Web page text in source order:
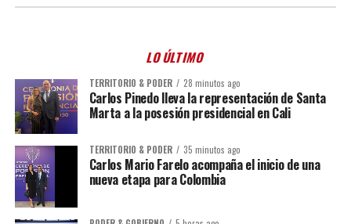
LO ÚLTIMO
TERRITORIO & PODER 28 minutos ago
Carlos Pinedo lleva la representación de Santa
Marta a la posesión presidencial en Cali
TERRITORIO & PODER 35 minutos ago
Carlos Mario Farelo acompaña el inicio de una
nueva etapa para Colombia